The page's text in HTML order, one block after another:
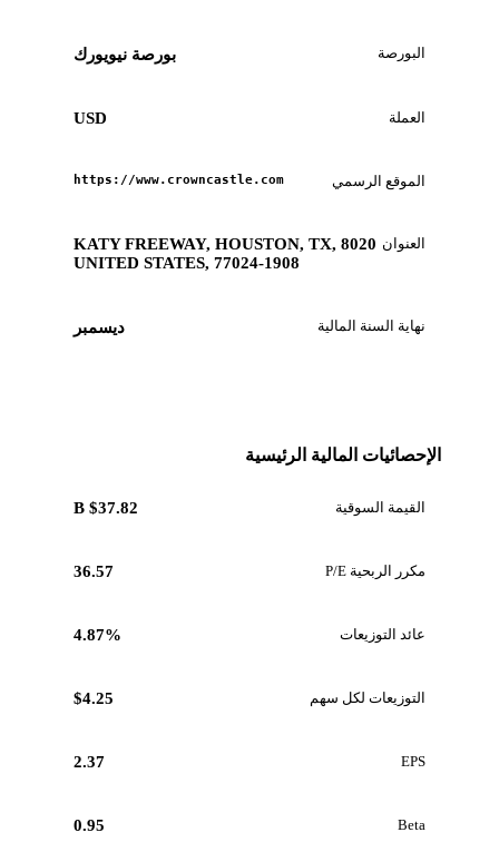
البورصة بورصة نيويورك
العملة USD
الموقع الرسمي https://www.crowncastle.com
العنوان
8020 KATY FREEWAY, HOUSTON, TX,
UNITED STATES, 77024-1908
نهاية السنة المالية ديسمبر
الإحصائيات المالية الرئيسية
القيمة السوقية $37.82 B
مكرر الربحية P/E 36.57
عائد التوزيعات 4.87%
التوزيعات لكل سهم $4.25
EPS
2.37
Beta
0.95